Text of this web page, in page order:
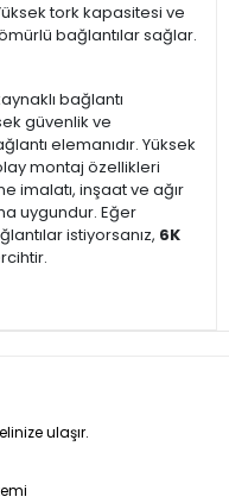
tork kapasitesi ve
bağlantılar sağlar.
bağlantı
güvenlik ve
elemanıdır. Yüksek
montaj özellikleri
imalatı, inşaat ve ağır
uygundur. Eğer
istiyorsanız, 6K
ulaşır.